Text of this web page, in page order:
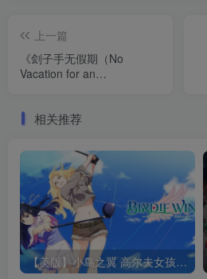
上一篇
《刽子手无假期（No
Vacation for an
相关推荐
【美版】小鸟之翼 高尔夫女孩故事 .BIRDIE WING -Golf Girls’ Story- 中文